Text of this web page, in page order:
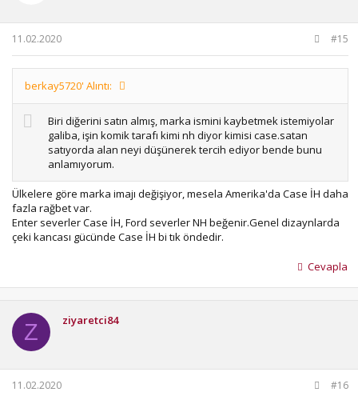
11.02.2020
#15
berkay5720' Alıntı:
Biri diğerini satın almış, marka ismini kaybetmek istemiyolar
galiba, işin komik tarafı kimi nh diyor kimisi case.satan
satıyorda alan neyi düşünerek tercih ediyor bende bunu
anlamıyorum.
Ülkelere göre marka imajı değişiyor, mesela Amerika'da Case İH daha
fazla rağbet var.
Enter severler Case İH, Ford severler NH beğenir.Genel dizaynlarda
çeki kancası gücünde Case İH bi tık öndedir.
Cevapla
Z ziyaretci84
11.02.2020 #16